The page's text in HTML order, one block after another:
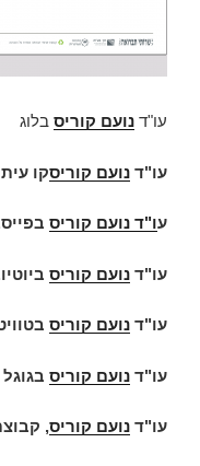
עו"ד נועם קוריס בלוג
עו"ד נועם קוריסקו
עו"ד נועם קוריס
עו"ד נועם קוריס
עו"ד נועם קוריס
עו"ד נועם קוריס
עו"ד נועם קוריס,